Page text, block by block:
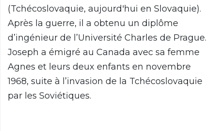
(Tchécoslovaquie, aujourd'hui en Slovaquie).
Après la guerre, il a obtenu un diplôme
d’ingénieur de l’Université Charles de Prague.
Joseph a émigré au Canada avec sa femme
Agnes et leurs deux enfants en novembre
1968, suite à l’invasion de la Tchécoslovaquie
par les Soviétiques.